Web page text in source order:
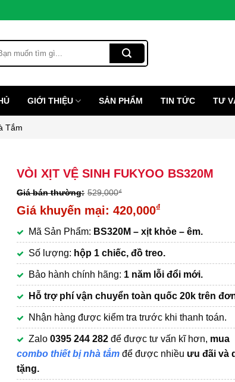
GIỚI THIỆU SẢN PHẨM TIN TỨC TƯ
Tắm
VÒI XỊT VỆ SINH FUKYOO BS320M
529,000₫
Giá
là:
529,000₫.
420,000₫
hiện
tại
là:
420,000₫.
Mã Sản Phẩm: BS320M – xịt khỏe – êm.
Số lượng: hộp 1 chiếc, đồ treo.
Bảo hành chính hãng: 1 năm lỗi đổi mới.
Hỗ trợ phí vận chuyển toàn quốc 20k trên
Nhận hàng được kiểm tra trước khi thanh toán.
Zalo0395 244 282 để được tư vấn kĩ hơn, mua
combo thiết bị nhà tắm để được nhiều ưu đãi và
tặng.